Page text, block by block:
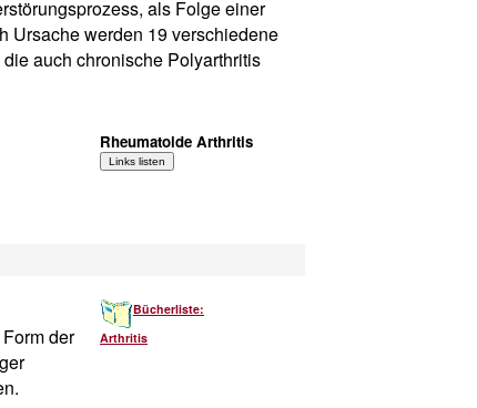
als Folge einer
Ursache werden 19 verschiedene
auch chronische Polyarthritis
Rheumatoide Arthritis
der
Bücherliste:
Arthritis